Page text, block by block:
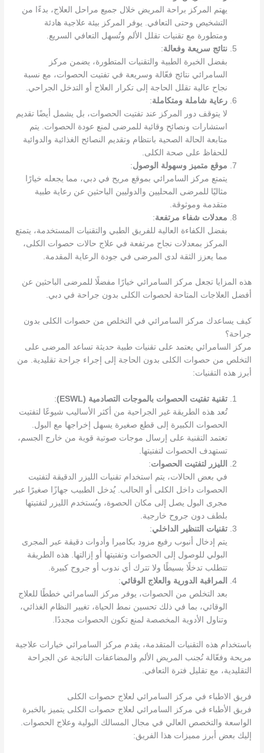
يهتم المركز براحة المريض خلال جميع مراحل العلاج، بدءًا من
التشخيص وحتى التعافي. يوفر المركز بيئة علاجية هادئة
ومتطورة مع تقنيات تقلل الألم وتُسهل التعافي السريع.
نتائج سريعة وفعالة:
بفضل الخبرة الطبية والتقنيات المتطورة، يضمن مركز
السامرائي نتائج فعّالة وسريعة في تفتيت الحصوات، مع نسبة
نجاح عالية تقلل الحاجة إلى تكرار العلاج أو التدخل الجراحي.
رعاية شاملة ومتكاملة:
لا يتوقف دور المركز عند تفتيت الحصوات، بل يشمل أيضًا تقديم
استشارات ونصائح وقائية للمرضى لمنع عودة الحصوات. يتم
متابعة الحالة الصحية بانتظام وتقديم النصائح الغذائية والدوائية
للحفاظ على صحة الكلى.
موقع متميز وسهولة الوصول:
يتمتع مركز السامرائي بموقع مريح في دبي، مما يجعله خيارًا
مثاليًا للمرضى المحليين والدوليين الباحثين عن رعاية طبية
متقدمة وموثوقة.
معدلات شفاء مرتفعة:
بفضل الكفاءة العالية للفريق الطبي والتقنيات المستخدمة، يتمتع
المركز بمعدلات نجاح مرتفعة في علاج حالات حصوات الكلى،
مما يعزز الثقة لدى المرضى في جودة الرعاية المقدمة.
هذه المزايا تجعل مركز السامرائي خيارًا مفضلًا للمرضى الباحثين عن
أفضل العلاجات المتاحة لحصوات الكلى بدون جراحة في دبي.
كيف يساعدك مركز السامرائي في التخلص من حصوات الكلى بدون
جراحة؟
مركز السامرائي يعتمد على تقنيات طبية حديثة تساعد المرضى على
التخلص من حصوات الكلى بدون الحاجة إلى إجراء جراحة تقليدية. من
أبرز هذه التقنيات:
تقنية تفتيت الحصوات بالموجات التصادمية (ESWL)
:
تُعد هذه الطريقة غير الجراحية من أكثر الأساليب شيوعًا لتفتيت
الحصوات الكبيرة إلى قطع صغيرة يسهل إخراجها مع البول.
تعتمد التقنية على إرسال موجات صوتية قوية من خارج الجسم،
تستهدف الحصوات لتفتيتها.
الليزر لتفتيت الحصوات:
في بعض الحالات، يتم استخدام تقنيات الليزر الدقيقة لتفتيت
الحصوات داخل الكلى أو الحالب. يُدخل الطبيب جهازًا صغيرًا عبر
مجرى البول يصل إلى مكان الحصوة، ويُستخدم الليزر لتفتيتها
بلطف دون جروح خارجية.
تقنيات التنظير الداخلي:
يتم إدخال أنبوب رفيع مزود بكاميرا وأدوات دقيقة عبر المجرى
البولي للوصول إلى الحصوات وتفتيتها أو إزالتها. هذه الطريقة
تتطلب تدخلًا بسيطًا ولا تترك أي ندوب أو جروح كبيرة.
المراقبة الدورية والعلاج الوقائي:
بعد التخلص من الحصوات، يوفر مركز السامرائي خططًا للعلاج
الوقائي، بما في ذلك تحسين نمط الحياة، تغيير النظام الغذائي،
وتناول الأدوية المخصصة لمنع تكون الحصوات مجددًا.
باستخدام هذه التقنيات المتقدمة، يقدم مركز السامرائي خيارات علاجية
مريحة وفعّالة تُجنب المريض الألم والمضاعفات الناتجة عن الجراحة
التقليدية، مع تقليل فترة التعافي.
فريق الاطباء في مركز السامرائي لعلاج حصوات الكلى
فريق الأطباء في مركز السامرائي لعلاج حصوات الكلى يتميز بالخبرة
الواسعة والتخصص العالي في مجال المسالك البولية وعلاج الحصوات.
إليك بعض أبرز مميزات هذا الفريق: